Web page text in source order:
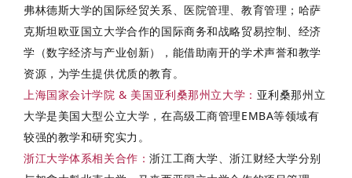
弗林德斯大学的国际经贸关系、医院管理、教育管理；哈萨
克斯坦欧亚国立大学合作的国际商务和战略贸易控制、经济
学（数字经济与产业创新），能借助南开的学术声誉和教学
资源，为学生提供优质的教育。
上海国家会计学院 & 美国亚利桑那州立大学 ： 亚利桑那州立
大学是美国大型公立大学，在高级工商管理EMBA等领域有
较强的教学和研究实力。
浙江大学体系相关合作 ：浙江工商大学、浙江财经大学分别